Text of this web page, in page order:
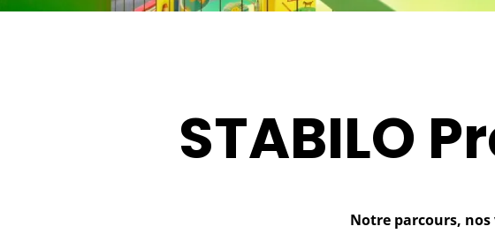
STABILO
Notre parcours,